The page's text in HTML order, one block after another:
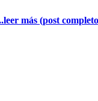
más (post